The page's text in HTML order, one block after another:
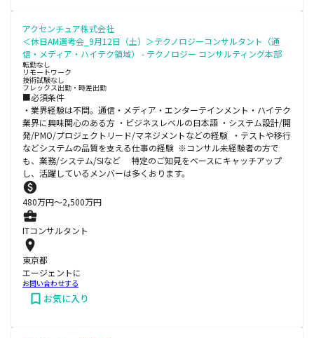
アクセンチュア株式会社
＜休日AM選考会_9月12日（土）＞テクノロジーコンサルタント（通
信・メディア・ハイテク領域） - テクノロジー コンサルティング本部
転勤なし
リモートワーク
技術試験なし
フレックス出勤・時差出勤
■必須条件
・業界経験は不問。通信・メディア・エンターテインメント・ハイテク
業界に興味関心のある方 ・ビジネスレベルの日本語 ・システム設計/開
発/PMO/プロジェクトリード/マネジメントなどの経験 ・テストや移行
などシステムの品質を支える仕事の経験 ※コンサル未経験者の方で
も、業務/システム/SIなど 特定のご知見をベースにキャッチアップ
し、活躍しているメンバーは多くおります。
480万円〜2,500万円
ITコンサルタント
東京都
エージェントに
お問い合わせする
お気に入り